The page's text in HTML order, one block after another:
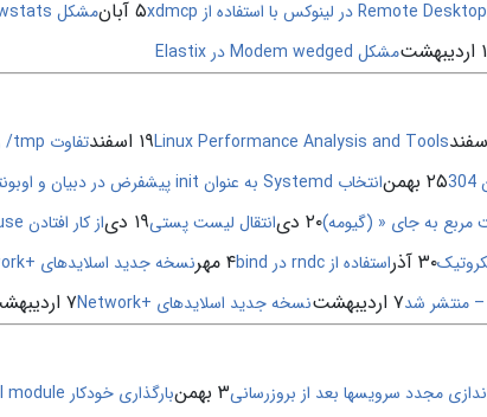
Remote Desktop در لینوکس با استفاده از xdmcp ۵ آبان مشکل awstats در دبیان
مشکل Modem wedged در Elastix
Linux Performance Analysis and Tools۱۹ اسفند تفاوت tmp/ و var/tmp/
۲۵ بهمن انتخاب Systemd به عنوان init پیشفرض در دبیان و اوبونتو
مربع به جای « (گیومه)۲۰ دی انتقال لیست پستی۱۹ دی از کار افتادن mouse بعد از login
۳۰ آذر استفاده از rndc در bind ۴ مهر نسخه جدید اسلاید‌های +Network – اصلاح IPv6
۷ اردیبهشت نسخه جدید اسلاید‌های +Network ۷ اردیبهشت
مجدد سرویسها بعد از بروزرسانی۳ بهمن بارگذاری خودکار kernel module در هنگام بوت در centos